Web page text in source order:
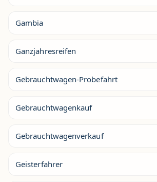
Gambia
Ganzjahresreifen
Gebrauchtwagen-Probefahrt
Gebrauchtwagenkauf
Gebrauchtwagenverkauf
Geisterfahrer